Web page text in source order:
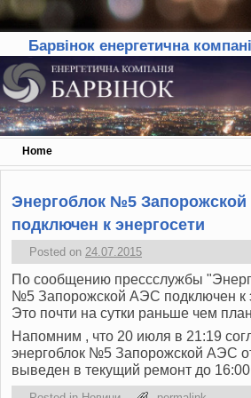
Барвінок енергетична
Home
Skip to primary content
Skip to secondary content
Энергоблок №5
подключен к энергосети
Posted on 24.07.2015
По сообщению прессслужбы
№5 Запорожской АЭС подключен к
Это почти на сутки раньше чем
Напомним , что 20 июля в 21:19
энергоблок №5 Запорожской АЭС
выведен в текущий ремонт до